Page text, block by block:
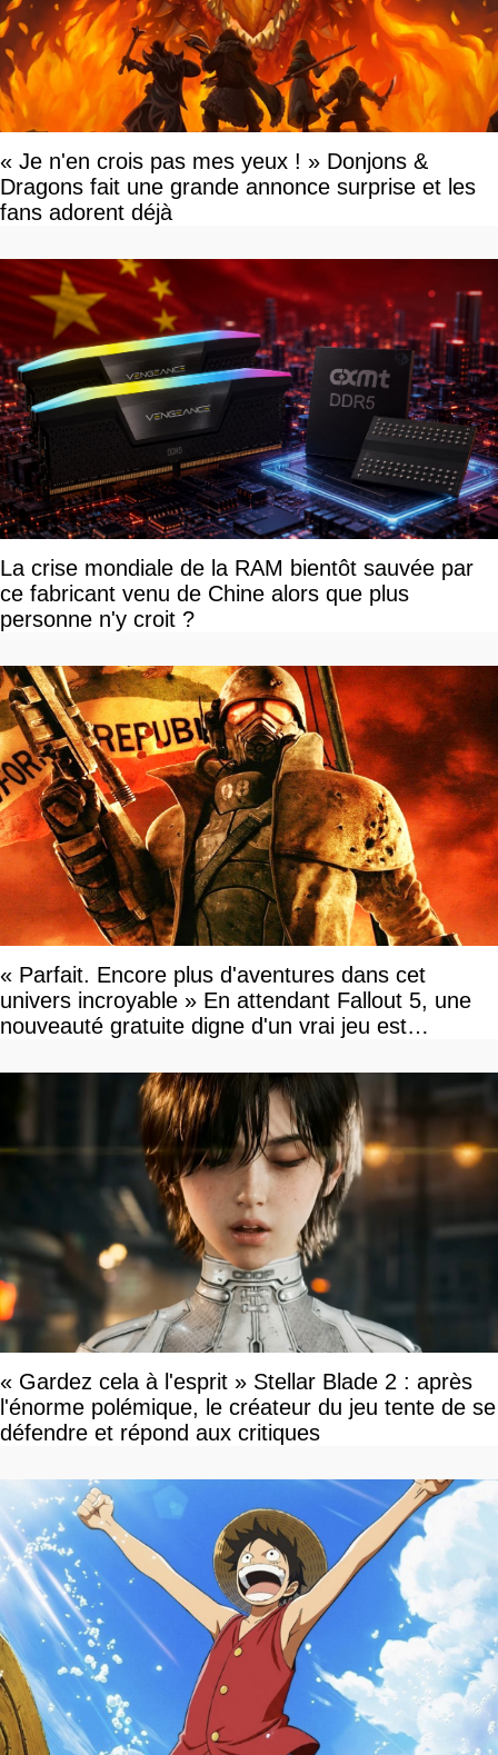
« Je n'en crois pas mes yeux ! » Donjons &
Dragons fait une grande annonce surprise et les
fans adorent déjà
La crise mondiale de la RAM bientôt sauvée par
ce fabricant venu de Chine alors que plus
personne n'y croit ?
« Parfait. Encore plus d'aventures dans cet
univers incroyable » En attendant Fallout 5, une
nouveauté gratuite digne d'un vrai jeu est
« Gardez cela à l'esprit » Stellar Blade 2 : après
l'énorme polémique, le créateur du jeu tente de se
défendre et répond aux critiques